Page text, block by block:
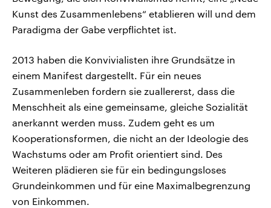
Kunst des Zusammenlebens“ etablieren will und dem
Paradigma der Gabe verpflichtet ist.
2013 haben die Konvivialisten ihre Grundsätze in
einem Manifest dargestellt. Für ein neues
Zusammenleben fordern sie zuallererst, dass die
Menschheit als eine gemeinsame, gleiche Sozialität
anerkannt werden muss. Zudem geht es um
Kooperationsformen, die nicht an der Ideologie des
Wachstums oder am Profit orientiert sind. Des
Weiteren plädieren sie für ein bedingungsloses
Grundeinkommen und für eine Maximalbegrenzung
von Einkommen.